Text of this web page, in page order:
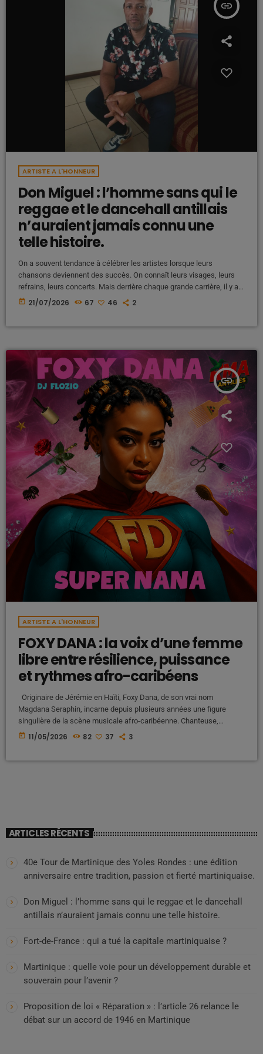
insert_link
ARTISTE A L'HONNEUR
Don Miguel : l’homme sans qui le
reggae et le dancehall antillais
n’auraient jamais connu une
telle histoire.
On a souvent tendance à célébrer les artistes lorsque leurs
chansons deviennent des succès. On connaît leurs visages, leurs
refrains, leurs concerts. Mais derrière chaque grande carrière, il y a
souvent un homme de l'ombre. Un homme qui a cru avant tout le
today 21/07/2026 67 46 2
insert_link
ARTISTE A L'HONNEUR
FOXY DANA : la voix d’une femme
libre entre résilience, puissance
et rythmes afro-caribéens
Originaire de Jérémie en Haïti, Foxy Dana, de son vrai nom
Magdana Seraphin, incarne depuis plusieurs années une figure
singulière de la scène musicale afro-caribéenne. Chanteuse,
auteure, compositrice, performeuse et productrice, l’artiste s’est
today 11/05/2026 82 37 3
ARTICLES RÉCENTS
40e Tour de Martinique des Yoles Rondes : une édition
anniversaire entre tradition, passion et fierté martiniquaise.
Don Miguel : l’homme sans qui le reggae et le dancehall
antillais n’auraient jamais connu une telle histoire.
Fort-de-France : qui a tué la capitale martiniquaise ?
Martinique : quelle voie pour un développement durable et
souverain pour l’avenir ?
Proposition de loi « Réparation » : l’article 26 relance le
débat sur un accord de 1946 en Martinique